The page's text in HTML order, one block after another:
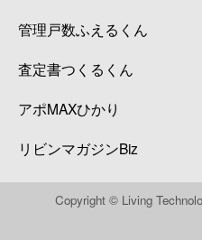
管理戸数ふえるくん
査定書つくるくん
アポMAXひかり
リビンマガジンBiz
Copyright © Living